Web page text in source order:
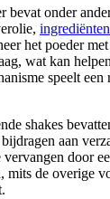
bevat onder
ingrediënten
het poeder
wat kan
speelt
shakes
bijdragen aan
door
mits de overige